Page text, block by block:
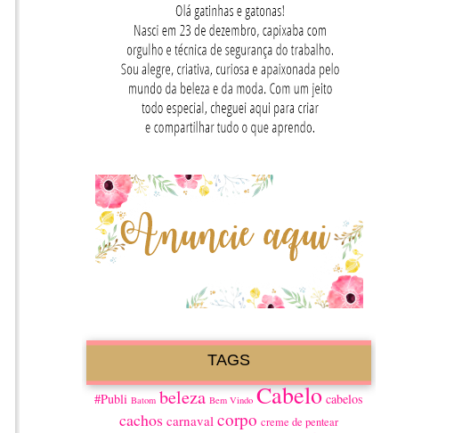
TAGS
#Publi Batom beleza Bem Vindo Cabelo cabelos
cachos carnaval corpo creme de pentear